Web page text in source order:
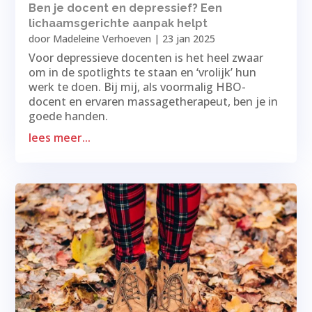
Ben je docent en depressief? Een
lichaamsgerichte aanpak helpt
door Madeleine Verhoeven | 23 jan 2025
Voor depressieve docenten is het heel zwaar
om in de spotlights te staan en ‘vrolijk’ hun
werk te doen. Bij mij, als voormalig HBO-
docent en ervaren massagetherapeut, ben je in
goede handen.
lees meer...